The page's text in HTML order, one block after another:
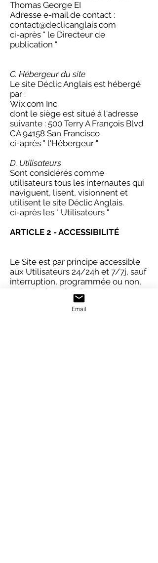
Thomas George EI
Adresse e-mail de contact :
contact@declicanglais.com
ci-après " le Directeur de
publication "
C. Hébergeur du site
Le site Déclic Anglais est hébergé
par :
Wix.com Inc.
dont le siège est situé à l'adresse
suivante : 500 Terry A François Blvd
CA 94158 San Francisco
ci-après " l'Hébergeur "
D. Utilisateurs
Sont considérés comme
utilisateurs tous les internautes qui
naviguent, lisent, visionnent et
utilisent le site Déclic Anglais.
ci-après les " Utilisateurs "
ARTICLE 2 - ACCESSIBILITÉ
Le Site est par principe accessible
aux Utilisateurs 24/24h et 7/7j, sauf
interruption, programmée ou non,
pour des besoins de maintenance
ou en cas de force majeure.
En cas d'impossibilité d'accès au
Email